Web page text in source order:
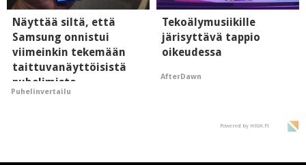
Näyttää siltä, että
Samsung onnistui
viimeinkin tekemään
taittuvanäyttöisistä
puhelimista
supersuosittuja
Puhelinvertailu
Tekoälymusiikille
järisyttävä tappio
oikeudessa
AfterDawn
Powered by HIGH.FI